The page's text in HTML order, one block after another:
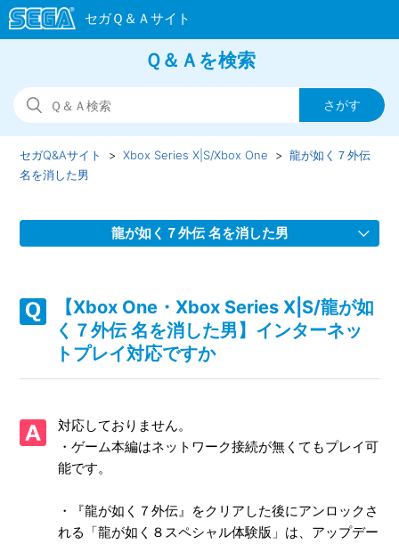
Ｑ＆Ａを検索
セガQ&Aサイト Xbox Series X|S/Xbox One
龍が如く７外伝
名を消した男
龍が如く７外伝 名を消した男
男】Steam版の問い合わせ先はどこですか
【Xbox One・Xbox Series X|S/龍が如く７外伝 名を消した
男】取扱説明書（マニュアル）はどこかで見られますか
男】プレイ動画やゲーム画面写真を、動画サイト／SNS等で
公開してもいいですか
男】Xbox本体機能でのプレイ動画の録画や、Twitch からの
ストリーム配信で制限されている機能はありますか
【Xbox One・Xbox Series X|S/龍が如
く７外伝 名を消した男】インターネッ
トプレイ対応ですか
対応しておりません。
・ゲーム本編はネットワーク接続が無くてもプレイ可
能です。
・『龍が如く７外伝』をクリアした後にアンロックさ
れる「龍が如く８スペシャル体験版」は、アップデー